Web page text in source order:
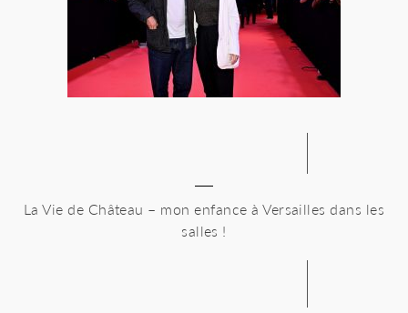
La Vie de Château – mon enfance à Versailles dans les
salles !